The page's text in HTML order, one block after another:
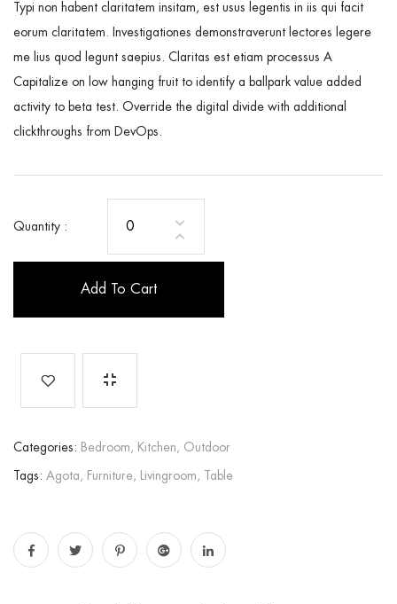
Typi non habent claritatem insitam, est usus legentis in iis qui facit
eorum claritatem. Investigationes demonstraverunt lectores legere
me lius quod legunt saepius. Claritas est etiam processus A
Capitalize on low hanging fruit to identify a ballpark value added
activity to beta test. Override the digital divide with additional
clickthroughs from DevOps.
Quantity :
Add To Cart
Categories: Bedroom, Kitchen, Outdoor
Tags: Agota, Furniture, Livingroom, Table